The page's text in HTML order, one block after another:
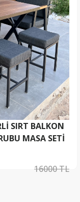
SIRT BALKON
MASA SETİ
16000 TL